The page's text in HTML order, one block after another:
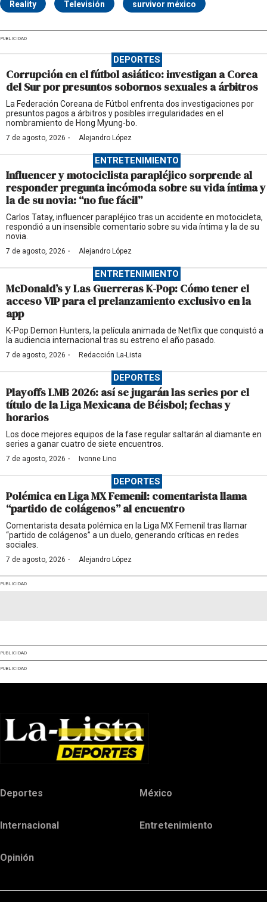
Reality Televisión survivor méxico
PUBLICIDAD
DEPORTES
Corrupción en el fútbol asiático: investigan a Corea
del Sur por presuntos sobornos sexuales a árbitros
La Federación Coreana de Fútbol enfrenta dos investigaciones por
presuntos pagos a árbitros y posibles irregularidades en el
nombramiento de Hong Myung-bo.
7 de agosto, 2026 · Alejandro López
ENTRETENIMIENTO
Influencer y motociclista parapléjico sorprende al
responder pregunta incómoda sobre su vida íntima y
la de su novia: “no fue fácil”
Carlos Tatay, influencer parapléjico tras un accidente en motocicleta,
respondió a un insensible comentario sobre su vida íntima y la de su
novia.
7 de agosto, 2026 · Alejandro López
ENTRETENIMIENTO
McDonald’s y Las Guerreras K-Pop: Cómo tener el
acceso VIP para el prelanzamiento exclusivo en la
app
K-Pop Demon Hunters, la película animada de Netflix que conquistó a
la audiencia internacional tras su estreno el año pasado.
7 de agosto, 2026 · Redacción La-Lista
DEPORTES
Playoffs LMB 2026: así se jugarán las series por el
título de la Liga Mexicana de Béisbol; fechas y
horarios
Los doce mejores equipos de la fase regular saltarán al diamante en
series a ganar cuatro de siete encuentros.
7 de agosto, 2026 · Ivonne Lino
DEPORTES
Polémica en Liga MX Femenil: comentarista llama
“partido de colágenos” al encuentro
Comentarista desata polémica en la Liga MX Femenil tras llamar
“partido de colágenos” a un duelo, generando críticas en redes
sociales.
7 de agosto, 2026 · Alejandro López
PUBLICIDAD
PUBLICIDAD
PUBLICIDAD
Deportes México
Internacional Entretenimiento
Opinión